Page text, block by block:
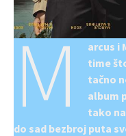
M
arcus i
time
tačno
album
tako
do sad bezbroj puta